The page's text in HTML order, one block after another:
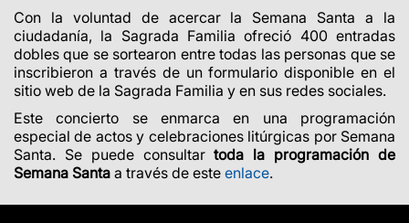
Con la voluntad de acercar la Semana Santa a la
ciudadanía, la Sagrada Familia ofreció 400 entradas
dobles que se sortearon entre todas las personas que se
inscribieron a través de un formulario disponible en el
sitio web de la Sagrada Familia y en sus redes sociales.
Este concierto se enmarca en una programación
especial de actos y celebraciones litúrgicas por Semana
Santa. Se puede consultartoda la programación de
Semana Santa a través de este enlace.